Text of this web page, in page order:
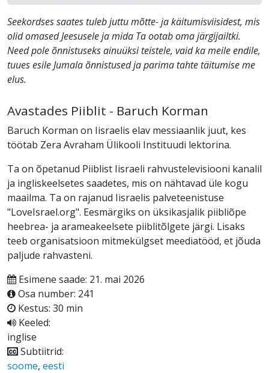
Seekordses saates tuleb juttu mõtte- ja käitumisviisidest, mis
olid omased Jeesusele ja mida Ta ootab oma järgijailtki.
Need pole õnnistuseks ainuüksi teistele, vaid ka meile endile,
tuues esile Jumala õnnistused ja parima tahte täitumise me
elus.
Avastades Piiblit - Baruch Korman
Baruch Korman on Iisraelis elav messiaanlik juut, kes
töötab Zera Avraham Ülikooli Instituudi lektorina.
Ta on õpetanud Piiblist Iisraeli rahvustelevisiooni kanalil
ja ingliskeelsetes saadetes, mis on nähtavad üle kogu
maailma. Ta on rajanud Iisraelis palveteenistuse
"LoveIsrael.org". Eesmärgiks on üksikasjalik piibliõpe
heebrea- ja arameakeelsete piiblitõlgete järgi. Lisaks
teeb organisatsioon mitmekülgset meediatööd, et jõuda
paljude rahvasteni.
Esimene saade: 21. mai 2026
Osa number: 241
Kestus: 30 min
Keeled:
inglise
Subtiitrid:
soome, eesti